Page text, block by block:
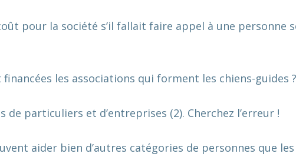
pour la société s’il fallait faire appel à une personne
les associations qui forment les chiens-guides ?
de particuliers et d’entreprises (2). Cherchez l’erreur !
aider bien d’autres catégories de personnes que les